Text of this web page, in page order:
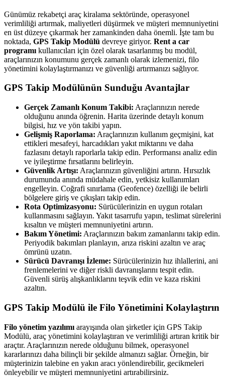
Günümüz rekabetçi araç kiralama sektöründe, operasyonel
verimliliği artırmak, maliyetleri düşürmek ve müşteri memnuniyetini
en üst düzeye çıkarmak her zamankinden daha önemli. İşte tam bu
noktada, GPS Takip Modülü devreye giriyor. Rent a car
programı kullanıcıları için özel olarak tasarlanmış bu modül,
araçlarınızın konumunu gerçek zamanlı olarak izlemenizi, filo
yönetimini kolaylaştırmanızı ve güvenliği artırmanızı sağlıyor.
GPS Takip Modülünün Sunduğu Avantajlar
Gerçek Zamanlı Konum Takibi: Araçlarınızın nerede
olduğunu anında öğrenin. Harita üzerinde detaylı konum
bilgisi, hız ve yön takibi yapın.
Gelişmiş Raporlama: Araçlarınızın kullanım geçmişini, kat
ettikleri mesafeyi, harcadıkları yakıt miktarını ve daha
fazlasını detaylı raporlarla takip edin. Performansı analiz edin
ve iyileştirme fırsatlarını belirleyin.
Güvenlik Artışı: Araçlarınızın güvenliğini artırın. Hırsızlık
durumunda anında müdahale edin, yetkisiz kullanımları
engelleyin. Coğrafi sınırlama (Geofence) özelliği ile belirli
bölgelere giriş ve çıkışları takip edin.
Rota Optimizasyonu: Sürücülerinizin en uygun rotaları
kullanmasını sağlayın. Yakıt tasarrufu yapın, teslimat sürelerini
kısaltın ve müşteri memnuniyetini artırın.
Bakım Yönetimi: Araçlarınızın bakım zamanlarını takip edin.
Periyodik bakımları planlayın, arıza riskini azaltın ve araç
ömrünü uzatın.
Sürücü Davranışı İzleme: Sürücülerinizin hız ihlallerini, ani
frenlemelerini ve diğer riskli davranışlarını tespit edin.
Güvenli sürüş alışkanlıklarını teşvik edin ve kaza riskini
azaltın.
GPS Takip Modülü ile Filo Yönetimini Kolaylaştırın
Filo yönetim yazılımı arayışında olan şirketler için GPS Takip
Modülü, araç yönetimini kolaylaştıran ve verimliliği artıran kritik bir
araçtır. Araçlarınızın nerede olduğunu bilmek, operasyonel
kararlarınızı daha bilinçli bir şekilde almanızı sağlar. Örneğin, bir
müşterinizin talebine en yakın aracı yönlendirebilir, gecikmeleri
önleyebilir ve müşteri memnuniyetini artırabilirsiniz.